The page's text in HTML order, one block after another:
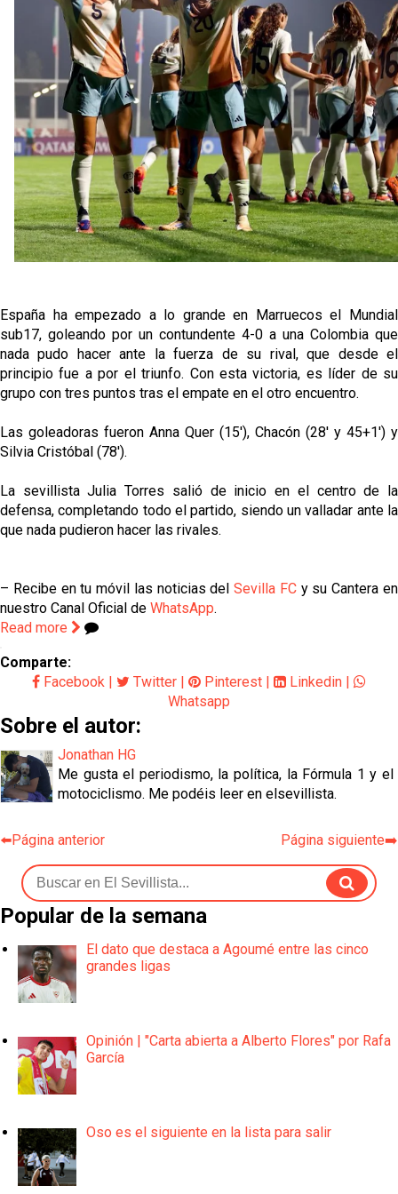
El Sevilla continúa con despidos y rechaza una
oferta de 420 millones por el club
El Sevilla FC cierra el fichaje de Robbie Ure
Crónica Pretemporada | Real Madrid 2-4 Sevilla FC
Femenino
La revolución de José Ignacio Navarro en el Sevilla
FC
España ha empezado a lo grande en Marruecos el Mundial
sub17, goleando por un contundente 4-0 a una Colombia que
nada pudo hacer ante la fuerza de su rival, que desde el
principio fue a por el triunfo. Con esta victoria, es líder de su
grupo con tres puntos tras el empate en el otro encuentro.
Las goleadoras fueron Anna Quer (15'), Chacón (28' y 45+1') y
Silvia Cristóbal (78').
La sevillista Julia Torres salió de inicio en el centro de la
defensa, completando todo el partido, siendo un valladar ante la
que nada pudieron hacer las rivales.
– Recibe en tu móvil las noticias delSevilla FCy su Cantera en
nuestro Canal Oficial de WhatsApp.
Read more
Comparte:
Facebook
Twitter Pinterest Linkedin
Whatsapp
Sobre el autor:
Jonathan HG
Me gusta el periodismo, la política, la Fórmula 1 y el
motociclismo. Me podéis leer en elsevillista.
⬅️Página anterior Página siguiente➡️
Popular de la semana
El dato que destaca a Agoumé entre las cinco
grandes ligas
Opinión | "Carta abierta a Alberto Flores" por Rafa
García
Oso es el siguiente en la lista para salir